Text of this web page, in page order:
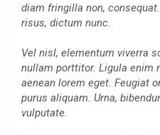
diam fringilla non,
risus, dictum nunc.
Vel nisl, elementum viverra
nullam porttitor. Ligula enim
aenean lorem eget. Feugiat
purus aliquam. Urna,
vulputate.